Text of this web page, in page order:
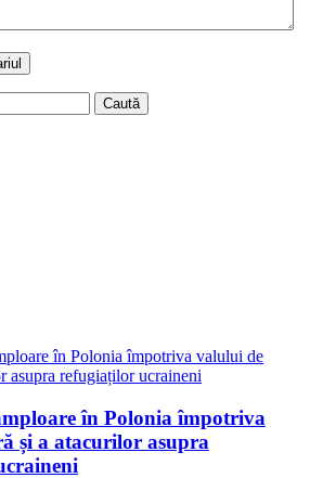
în Polonia împotriva
și a atacurilor asupra